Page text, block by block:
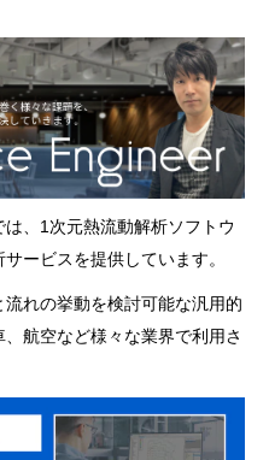
、1次元熱流動解析ソフトウ
ービスを提供しています。
れの挙動を検討可能な汎用的
航空など様々な業界で利用さ